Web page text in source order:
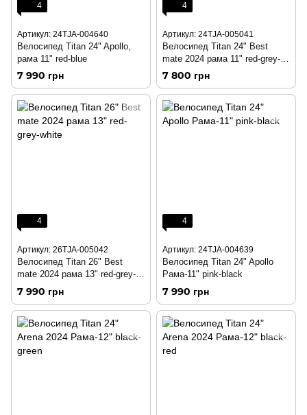
4
Артикул: 24TJA-004640
Велосипед Titan 24" Apollo,
рама 11" red-blue
7 990 грн
4
Артикул: 24TJA-005041
Велосипед Titan 24" Best
mate 2024 рама 11" red-grey-
white
7 800 грн
4
Артикул: 26TJA-005042
Велосипед Titan 26" Best
mate 2024 рама 13" red-grey-
white
7 990 грн
4
Артикул: 24TJA-004639
Велосипед Titan 24" Apollo
Рама-11" pink-black
7 990 грн